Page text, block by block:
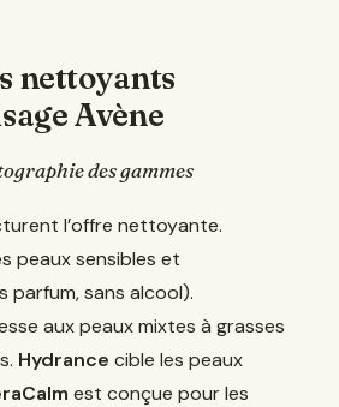
nettoyants
Avène
des gammes
l’offre nettoyante.
peaux sensibles et
parfum, sans alcool).
aux peaux mixtes à grasses
Hydrance cible les peaux
est conçue pour les